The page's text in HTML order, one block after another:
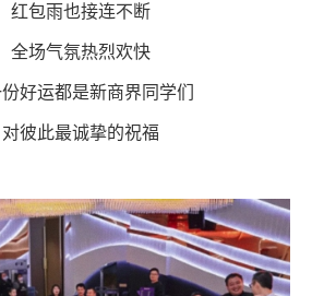
红包雨也接连不断
全场气氛热烈欢快
好运都是新商界同学们
对彼此最诚挚的祝福